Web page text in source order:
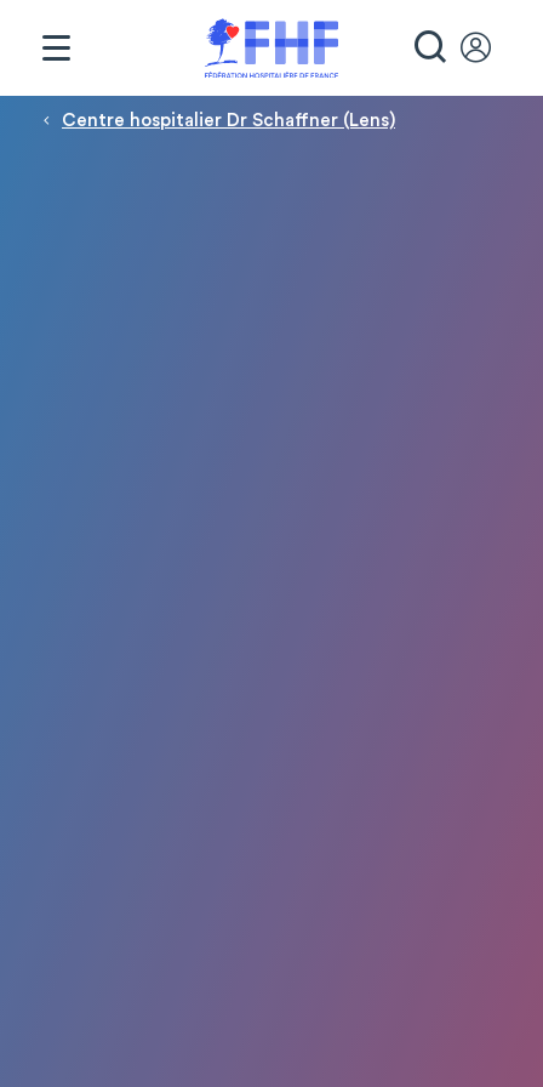
Fil d'Ariane
Centre hospitalier Dr Schaffner (Lens)
Panneau de gestion des cookies